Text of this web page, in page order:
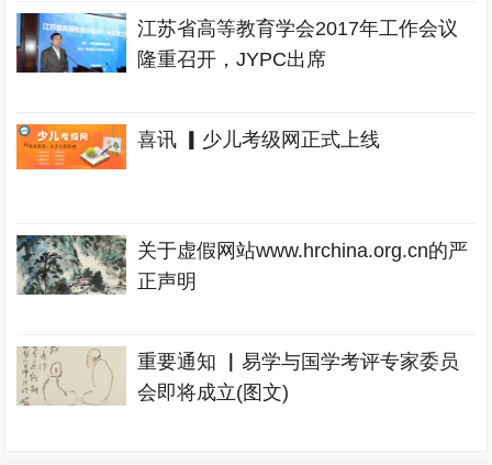
江苏省高等教育学会2017年工作会议
隆重召开，JYPC出席
喜讯 ▎少儿考级网正式上线
关于虚假网站www.hrchina.org.cn的严
正声明
重要通知 ▏易学与国学考评专家委员
会即将成立(图文)